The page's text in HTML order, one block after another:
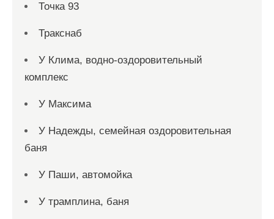
Точка 93
Тракснаб
У Клима, водно-оздоровительный
комплекс
У Максима
У Надежды, семейная оздоровительная
баня
У Паши, автомойка
У трамплина, баня